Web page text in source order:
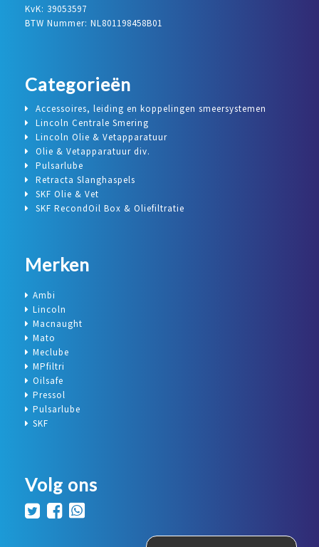
KvK: 39053597
BTW Nummer: NL801198458B01
Categorieën
Accessoires, leiding en koppelingen smeersystemen
Lincoln Centrale Smering
Lincoln Olie & Vetapparatuur
Olie & Vetapparatuur div.
Pulsarlube
Retracta Slanghaspels
SKF Olie & Vet
SKF RecondOil Box & Oliefiltratie
Merken
Ambi
Lincoln
Macnaught
Mato
Meclube
MPfiltri
Oilsafe
Pressol
Pulsarlube
SKF
Volg ons